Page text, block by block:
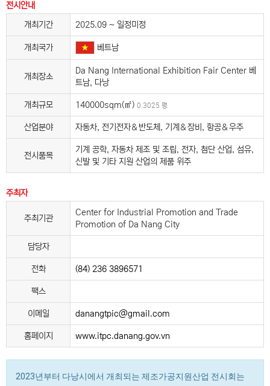
전시안내
개최기간
2025.09 ~ 일정미정
개최국가 베트남
개최장소
Da Nang International Exhibition Fair Center 베
트남, 다낭
개최규모 140000sqm(㎡) 0.3025 평
산업분야 자동차, 전기전자＆반도체, 기계＆장비, 항공＆우주
전시품목
기계 공학, 자동차 제조 및 조립, 전자, 첨단 산업, 섬유,
신발 및 기타 지원 산업의 제품 위주
주최자
주최기관
Center for Industrial Promotion and Trade
Promotion of Da Nang City
담당자
전화 (84) 236 3896571
팩스
이메일 danangtpic@gmail.com
홈페이지 www.itpc.danang.gov.vn
2023년부터 다낭시에서 개최되는 제조가공지원산업 전시회는